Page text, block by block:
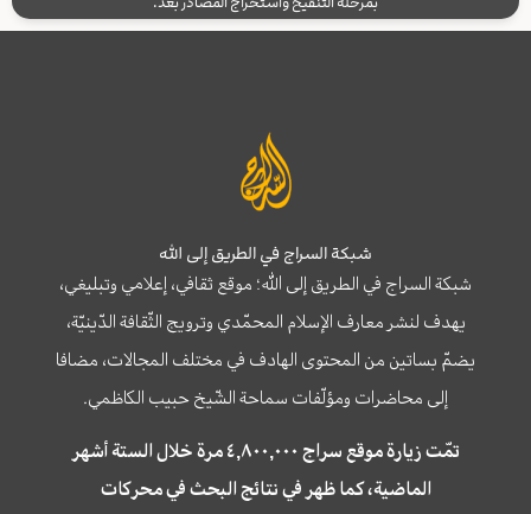
شبكة السراج في الطريق إلى الله
شبكة السراج في الطريق إلى الله؛ موقع ثقافي، إعلامي وتبليغي،
يهدف لنشر معارف الإسلام المحمّدي وترويج الثّقافة الدّينيّة،
يضمّ بساتين من المحتوى الهادف في مختلف المجالات، مضافا
إلى محاضرات ومؤلّفات سماحة الشّيخ حبيب الكاظمي.
تمّت زيارة موقع سراج ٤,٨٠٠,٠٠٠ مرة خلال الستة أشهر
الماضية، كما ظهر في نتائج البحث في محركات